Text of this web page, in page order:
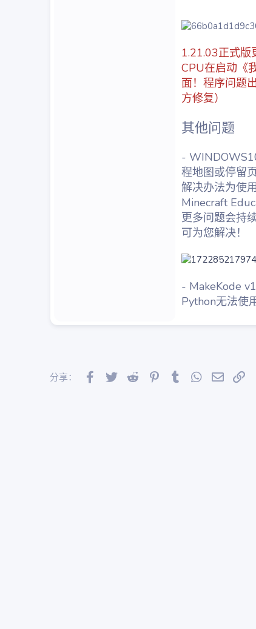
1.21.03正式版
CPU在启动《
面！程序问题
方修复）
其他问题
-
程地图或停留
解决办法为使
Minecraft
更多问题会持
可为您解决！
- MakeKode
Python无法使用
分享： Facebook
Twitter Reddit Pinterest
Tumblr WhatsApp
邮件